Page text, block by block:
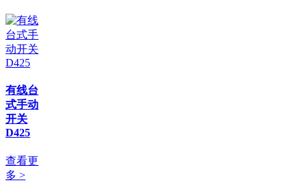
有线台
式手动
开关
D425
查看更
多 >